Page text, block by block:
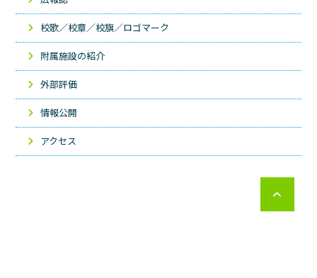
校歌／校章／校旗／ロゴマーク
附属施設の紹介
外部評価
情報公開
アクセス